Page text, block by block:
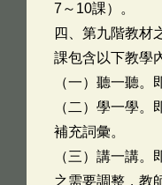
7～10課）。
四、第九階教材
課包含以下教學
（一）聽一聽。
（二）學一學。
補充詞彙。
（三）講一講
之需要調整，教